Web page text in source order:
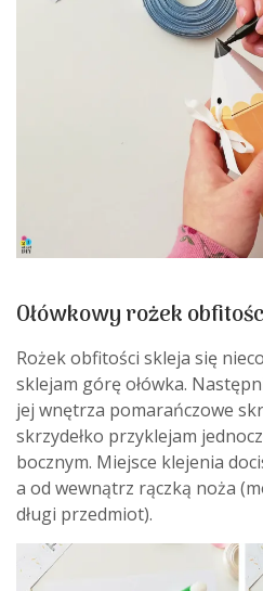
Ołówkowy rożek
Rożek obfitości skleja się
sklejam górę ołówka.
jej wnętrza pomarańczowe
skrzydełko przyklejam
bocznym. Miejsce klejenia
a od wewnątrz rączką noża
długi przedmiot).